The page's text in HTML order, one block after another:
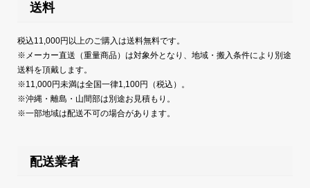
送料
税込11,000円以上のご購入は送料無料です。
※メーカー直送（重量商品）は対象外となり、地域・搬入条件により別途
送料を頂戴します。
※11,000円未満は全国一律1,100円（税込）。
※沖縄・離島・山間部は別途お見積もり。
※一部地域は配送不可の場合があります。
配送業者